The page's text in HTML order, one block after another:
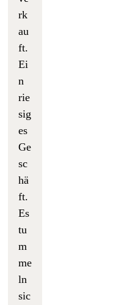
rk
au
ft.
Ei
n
rie
sig
es
Ge
sc
hä
ft.
Es
tu
m
me
ln
sic